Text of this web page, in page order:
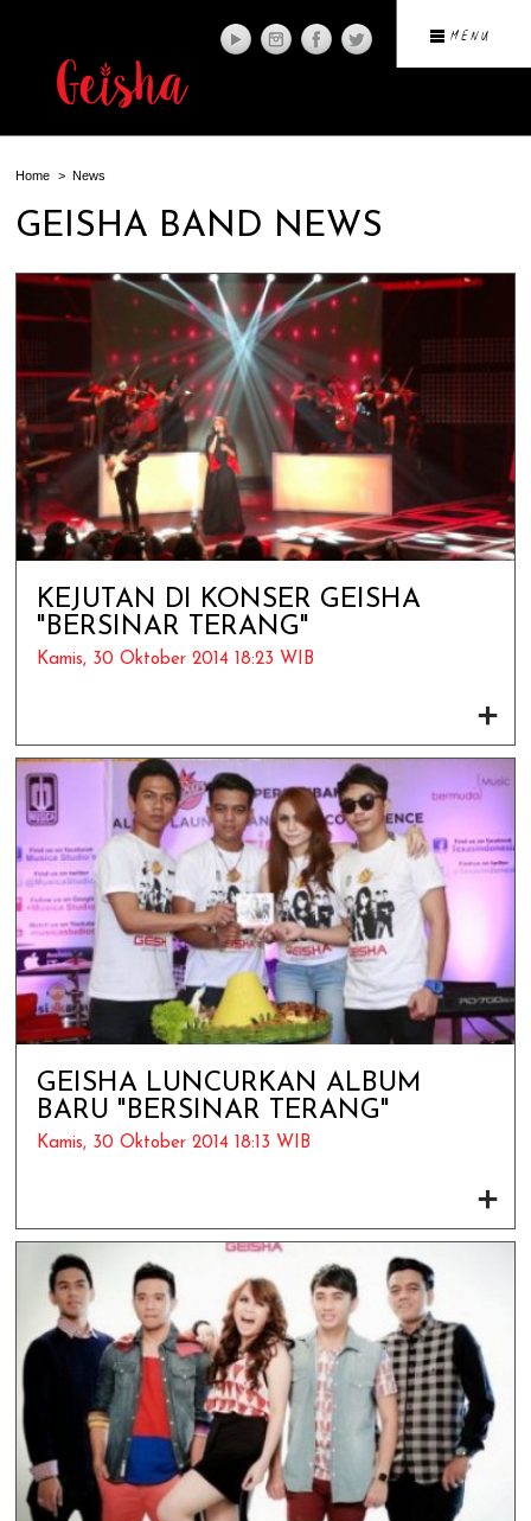
MENU
Home News
GEISHA BAND NEWS
KEJUTAN DI KONSER GEISHA
"BERSINAR TERANG"
Kamis, 30 Oktober 2014 18:23 WIB
GEISHA LUNCURKAN ALBUM
BARU "BERSINAR TERANG"
Kamis, 30 Oktober 2014 18:13 WIB
GALLERY